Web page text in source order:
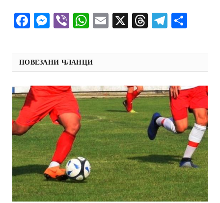
Facebook
Messenger
ViberWhatsApp
Email
X Threads
ПОВЕЗАНИ ЧЛАНЦИ